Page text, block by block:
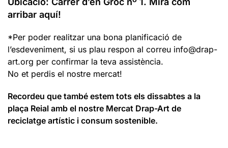
arribar aquí!
*Per poder realitzar una bona planificació de
l’esdeveniment, si us plau respon al correu info@drap-
art.org per confirmar la teva assistència.
No et perdis el nostre mercat!
Recordeu que també estem tots els dissabtes a la
plaça Reial amb el nostre Mercat Drap-Art de
reciclatge artístic i consum sostenible.